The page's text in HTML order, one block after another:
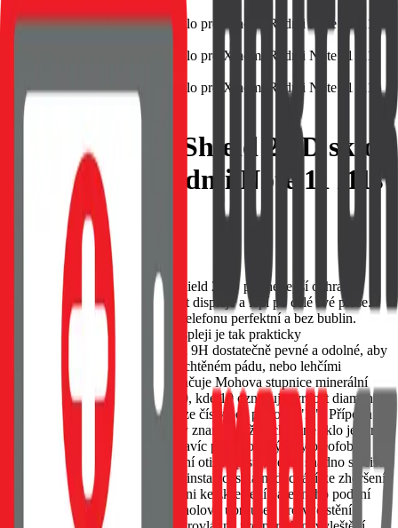
Tactical Glass Shield 2.5D sklo
pro Xiaomi Redmi Note 11 /11s
Clear
8596311190223
Prémiové sklo Tactical Glass Shield 2.5D pro nejlepší ochranu
displeje. Sklo chrání rovnou část displeje a lepí po celé své ploše.
Díky tomu je přilnutí k displeji telefonu perfektní a bez bublin.
Tloušťka skla je 0,33mm, na displeji je tak prakticky
nerozeznatelné, ale díky tvrdosti 9H dostatečně pevné a odolné, aby
ochránilo displej telefonu při nechtěném pádu, nebo lehčími
škrábanci. Tvrdost skla 9H označuje Mohova stupnice minerální
tvrdosti. Pohybuje se od 1 do 10, kde 10 označuje tvrdost diamantu.
Stupnice je reprezentována pouze čísly bez přípony "H". Přípona H
znamená tvrdost graffitu. H tedy znamená, že ochranné sklo je tvrdší
než tento druh grafitu. Sklo je navíc pokryto z výroby oleofobní
úpravou, která zabraňuje ulpívání otisků prstů, velmi snadno se čistí
a spolehlivě odpuzuje vodu. Po instalaci skla nedochází ke zhoršení
dotykových vlastností displeje ani ke zkreslení barevného podání
displeje. Součástí balení je alkoholový ubrousek pro vyčistění a